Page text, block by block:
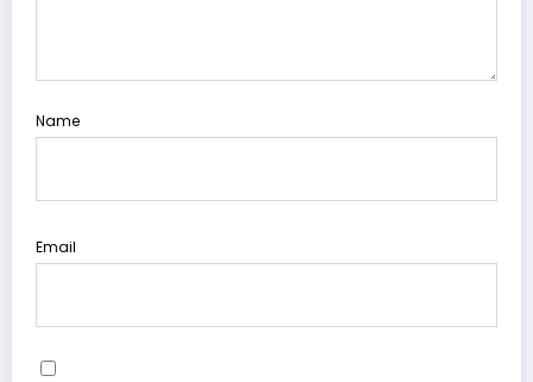
Name
Email